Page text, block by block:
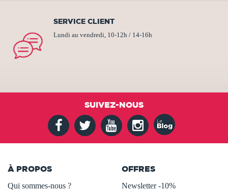
SERVICE CLIENT
Lundi au vendredi, 10-12h / 14-16h
SUIVEZ-NOUS
À PROPOS
Qui sommes-nous ?
OFFRES
Newsletter -10%